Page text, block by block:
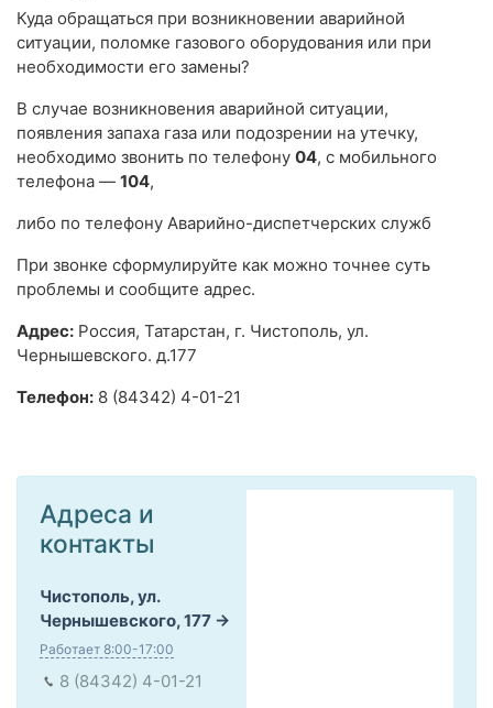
Куда обращаться при возникновении аварийной
ситуации, поломке газового оборудования или при
необходимости его замены?
В случае возникновения аварийной ситуации,
появления запаха газа или подозрении на утечку,
необходимо звонить по телефону 04, с мобильного
телефона — 104,
либо по телефону Аварийно-диспетчерских служб
При звонке сформулируйте как можно точнее суть
проблемы и сообщите адрес.
Адрес: Россия, Татарстан, г. Чистополь, ул.
Чернышевского. д.177
Телефон: 8 (84342) 4-01-21
Адреса и
контакты
Чистополь, ул.
Чернышевского, 177
Работает 8:00-17:00
8 (84342) 4-01-21